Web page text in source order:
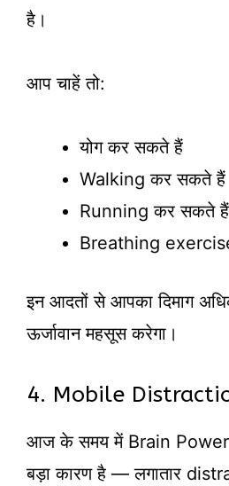
है।
आप चाहें तो:
योग कर सकते हैं
Walking कर सकते हैं
Running कर सकते हैं
Breathing
इन आदतों से आपका दिमाग
ऊर्जावान महसूस करेगा।
4. Mobile
आज के समय में Brain Power
बड़ा कारण है — लगातार